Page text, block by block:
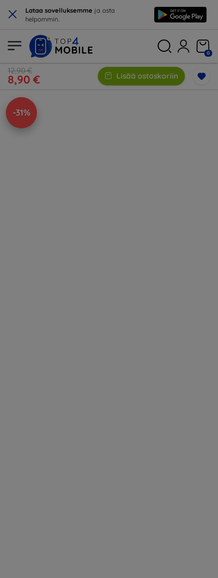
× Lataa sovelluksemme ja osta
helpommin.
0
12,90 €
8,90 € Lisää ostoskoriin
-31%